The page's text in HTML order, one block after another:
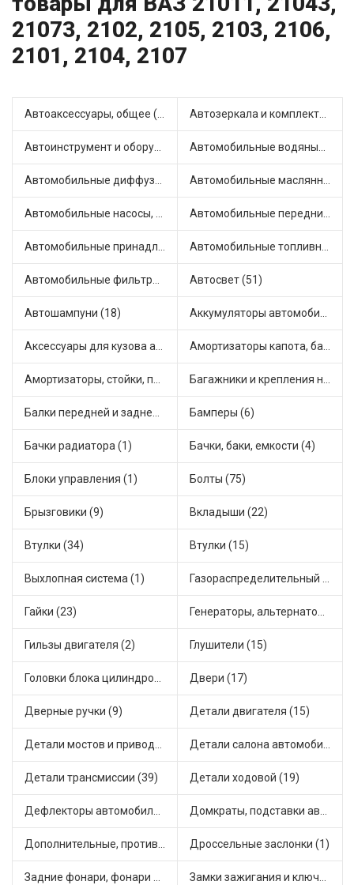
21073, 2102, 2105, 2103, 2106,
2101, 2104, 2107
Автоаксессуары, общее (1) Автозеркала и комплектующие (11)
Автоинструмент и оборудование (7) Автомобильные водяные насосы (14)
Автомобильные диффузоры и вентиляторы (4) Автомобильные маслянные насосы (9)
Автомобильные насосы, компрессоры и манометры (1) Автомобильные передние фары (12)
Автомобильные принадлежности и аксессуары (6) Автомобильные топливные насосы (17)
Автомобильные фильтры (1) Автосвет (51)
Автошампуни (18) Аккумуляторы автомобильные (2)
Аксессуары для кузова автомобиля (1) Амортизаторы капота, багажника (6)
Амортизаторы, стойки, подушки стоек (36) Багажники и крепления на крышу (1)
Балки передней и задней подвески (4) Бамперы (6)
Бачки радиатора (1) Бачки, баки, емкости (4)
Блоки управления (1) Болты (75)
Брызговики (9) Вкладыши (22)
Втулки (34) Втулки (15)
Выхлопная система (1) Газораспределительный механизм (2)
Гайки (23) Генераторы, альтернаторы и комплектующие (48)
Гильзы двигателя (2) Глушители (15)
Головки блока цилиндров (2) Двери (17)
Дверные ручки (9) Детали двигателя (15)
Детали мостов и привода трансмиссии (58) Детали салона автомобиля (47)
Детали трансмиссии (39) Детали ходовой (19)
Дефлекторы автомобильные (4) Домкраты, подставки автомобильные (1)
Дополнительные, противотуманные фары (2) Дроссельные заслонки (1)
Задние фонари, фонари видимости (5) Замки зажигания и ключи (11)